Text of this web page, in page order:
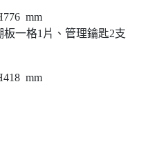
mm
一格1片、管理鑰匙2支
mm
】